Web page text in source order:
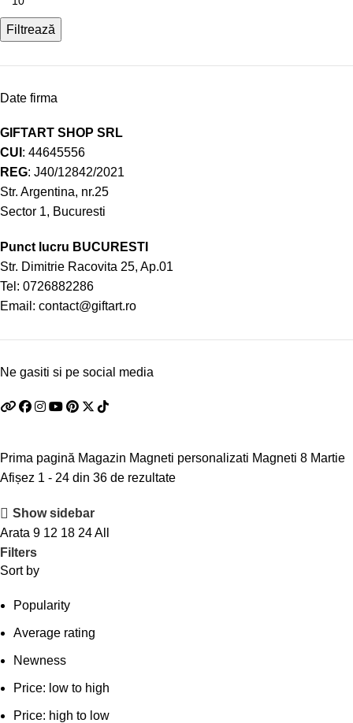
Filtrează
Date firma
GIFTART SHOP SRL
CUI : 44645556
REG: J40/12842/2021
Str. Argentina, nr.25
Sector 1, Bucuresti
Punct lucru BUCURESTI
Str. Dimitrie Racovita 25, Ap.01
Tel: 0726882286
Email: contact@giftart.ro
Ne gasiti si pe social media
Prima pagină Magazin Magneti personalizati Magneti 8 Martie
Afișez 1 - 24 din 36 de rezultate
Show sidebar
Arata 9 12 18 24All
Filters
Sort by
Popularity
Average rating
Newness
Price: low to high
Price: high to low